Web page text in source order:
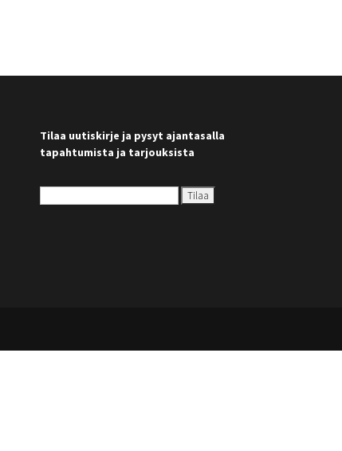
Tilaa uutiskirje ja pysyt ajantasalla
tapahtumista ja tarjouksista